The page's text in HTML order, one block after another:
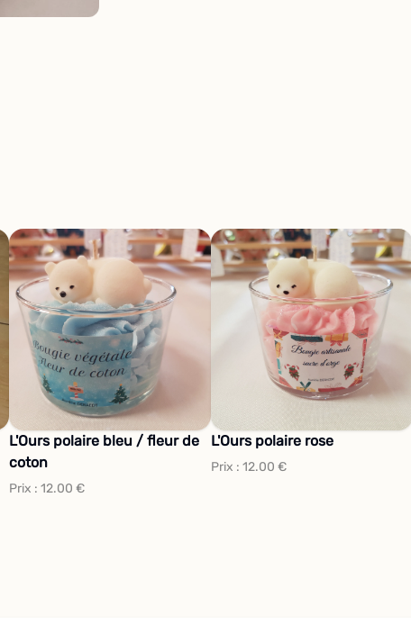
L'Ours polaire bleu / fleur de
coton
Prix : 12.00 €
L'Ours polaire rose
Prix : 12.00 €